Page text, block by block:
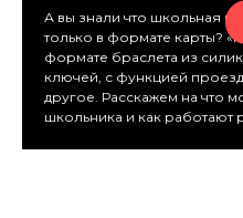
А вы знали что школьная
только в формате карты?
формате браслета из
ключей, с функцией
другое. Расскажем на что
школьника и как работают